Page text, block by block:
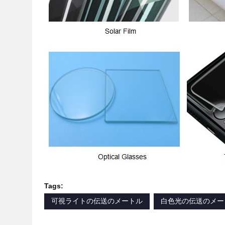
Tags:
可視ライトの伝送のメートル
白色光の伝送のメ